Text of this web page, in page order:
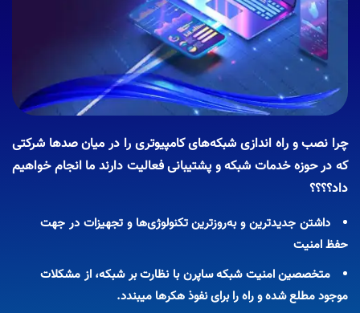
چرا نصب و راه اندازی شبکه‌های کامپیوتری را در میان صدها شرکتی
که در حوزه خدمات شبکه و پشتیبانی فعالیت دارند ما انجام خواهیم
داد؟؟؟؟
داشتن جدیدترین و به‌روزترین تکنولوژی‌ها و تجهیزات در جهت
حفظ امنیت
متخصصین امنیت شبکه ساپرن با نظارت بر شبکه، از مشکلات
موجود مطلع شده و راه را برای نفوذ هکرها میبندد.